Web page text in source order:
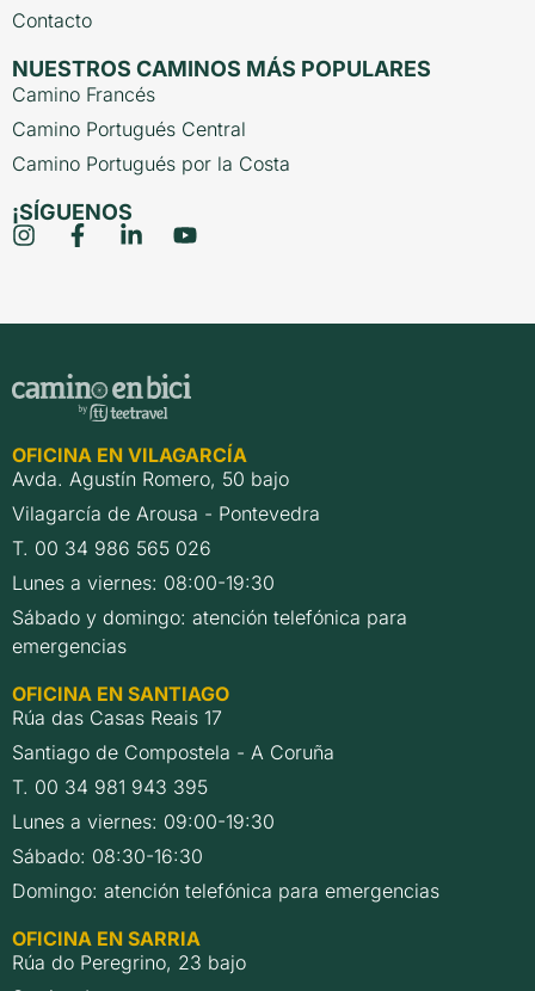
Contacto
NUESTROS CAMINOS MÁS POPULARES
Camino Francés
Camino Portugués Central
Camino Portugués por la Costa
¡SÍGUENOS
OFICINA EN VILAGARCÍA
Avda. Agustín Romero, 50 bajo
Vilagarcía de Arousa - Pontevedra
T. 00 34 986 565 026
Lunes a viernes: 08:00-19:30
Sábado y domingo: atención telefónica para
emergencias
OFICINA EN SANTIAGO
Rúa das Casas Reais 17
Santiago de Compostela - A Coruña
T. 00 34 981 943 395
Lunes a viernes: 09:00-19:30
Sábado: 08:30-16:30
Domingo: atención telefónica para emergencias
OFICINA EN SARRIA
Rúa do Peregrino, 23 bajo